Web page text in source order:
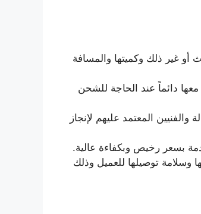
أو غير ذلك وكميتها والمسافة
الخدمة تصل لأكثر من 30% للتعامل معها دائماً عند الحاجة للشحن
والفنيين المعتمد عليهم لإنجاز
بسعر رخيص وبكفاءة عالية.
وسلامة توصيلها للعميل وذلك